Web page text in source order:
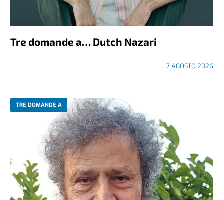
Tre domande a… Dutch Nazari
7 AGOSTO 2026
TRE DOMANDE A